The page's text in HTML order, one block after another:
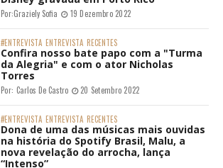
Por:Graziely Sofia 19 Dezembro 2022
#ENTREVISTA ENTREVISTA RECENTES
Confira nosso bate papo com a "Turma
da Alegria" e com o ator Nicholas
Torres
Por: Carlos De Castro 20 Setembro 2022
#ENTREVISTA ENTREVISTA RECENTES
Dona de uma das músicas mais ouvidas
na história do Spotify Brasil, Malu, a
nova revelação do arrocha, lança
“Intenso”